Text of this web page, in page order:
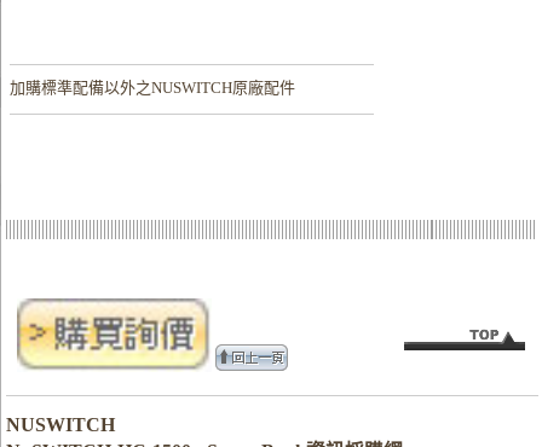
加購標準配備以外之NUSWITCH原廠配件
NUSWITCH